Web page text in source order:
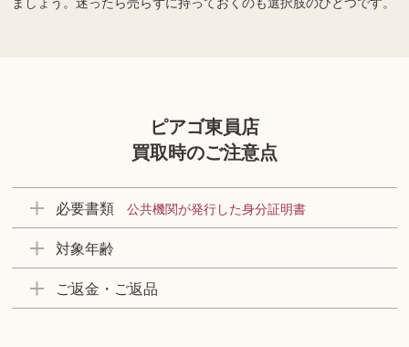
ピアゴ東員店
買取時のご注意点
必要書類 公共機関が発行した身分証明書
対象年齢
ご返金・ご返品